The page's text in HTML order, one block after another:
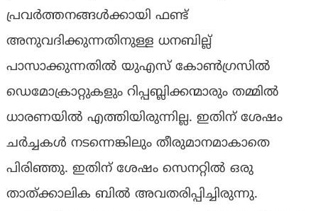
പ്രവര്‍ത്തനങ്ങള്‍ക്കായി ഫണ്ട്
അനുവദിക്കുന്നതിനുള്ള ധനബില്ല്
പാസാക്കുന്നതില്‍ യുഎസ് കോണ്‍ഗ്രസില്‍
ഡെമോക്രാറ്റുകളും റിപ്പബ്ലിക്കന്മാരും തമ്മില്‍
ധാരണയില്‍ എത്തിയിരുന്നില്ല. ഇതിന് ശേഷം
ചര്‍ച്ചകള്‍ നടന്നെങ്കിലും തീരുമാനമാകാതെ
പിരിഞ്ഞു. ഇതിന് ശേഷം സെനറ്റില്‍ ഒരു
താത്ക്കാലിക ബില്‍ അവതരിപ്പിച്ചിരുന്നു.